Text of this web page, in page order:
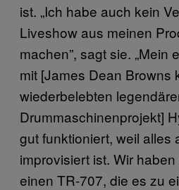
ist. „Ich habe auch kein
Liveshow aus meinen
machen”, sagt sie. „Mein
mit [James Dean Browns
wiederbelebten
Drummaschinenprojekt]
gut funktioniert, weil alles
improvisiert ist. Wir
einen TR-707, die es zu